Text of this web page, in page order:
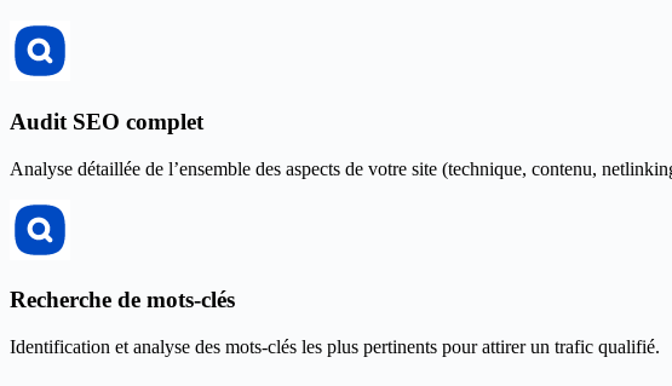
Audit SEO complet
Analyse détaillée de l’ensemble des aspects de votre site (technique, contenu,
Recherche de mots-clés
Identification et analyse des mots-clés les plus pertinents pour attirer un trafic qualifié.